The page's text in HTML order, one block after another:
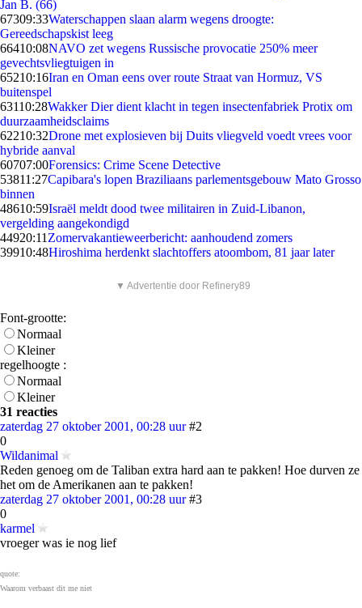
Jan B. (66)
67309:33Waterschappen slaan alarm wegens droogte:
Gereedschapskist leeg
66410:08NAVO zet wegens Russische provocatie 250% meer
gevechtsvliegtuigen in
65210:16Iran en Oman eens over route Straat van Hormuz, VS
buitenspel
63110:28Wakker Dier dient klacht in tegen insectenfabriek Protix om
duurzaamheidsclaims
62210:32Drone met explosieven bij Duits vliegveld voedt vrees voor
hybride aanval
60707:00Forensics: Crime Scene Detective
53811:27Capibara's lopen Braziliaans parlementsgebouw Mato Grosso
binnen
48610:59Israël meldt dood twee militairen in Zuid-Libanon,
vergelding aangekondigd
44920:11 Zomervakantieweerbericht: aanhoudend zomers
39910:48Hiroshima herdenkt slachtoffers atoombom, 81 jaar later
▼ Advertentie door Refinery89
Font-grootte:
Normaal
Kleiner
regelhoogte :
Normaal
Kleiner
31 reacties
zaterdag 27 oktober 2001, 00:28 uur #2
0
Wildanimal
Reden genoeg om de Taliban extra hard aan te pakken! Hoe durven ze
het om de Amerikanen aan te pakken!
zaterdag 27 oktober 2001, 00:28 uur #3
0
karmel
vroeger was ie nog lief
quote:
Waarom verbaast dit me niet